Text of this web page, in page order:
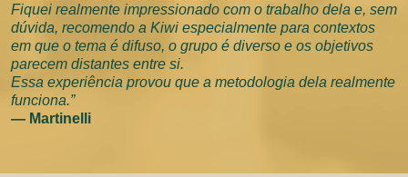
Fiquei realmente impressionado com o trabalho dela e, sem
dúvida, recomendo a Kiwi especialmente para contextos
em que o tema é difuso, o grupo é diverso e os objetivos
parecem distantes entre si.
Essa experiência provou que a metodologia dela realmente
funciona.”
— Martinelli